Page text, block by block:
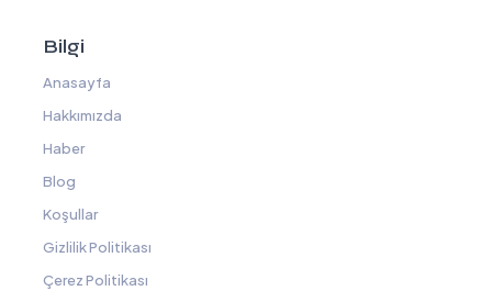
Bilgi
Anasayfa
Hakkımızda
Haber
Blog
Koşullar
Gizlilik Politikası
Çerez Politikası